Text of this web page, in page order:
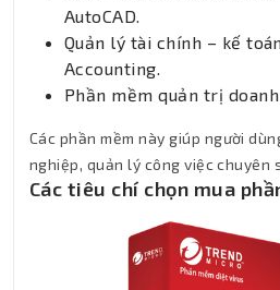
AutoCAD.
Quản lý tài chính – kế
Accounting.
Phần mềm quản trị doanh
Các phần mềm này giúp người
nghiệp, quản lý công việc chuyên
Các tiêu chí chọn mua